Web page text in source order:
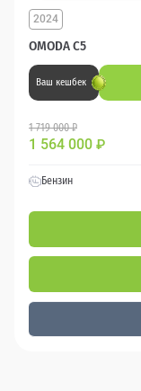
OMODA C5
2024
Ваш кешбек
1 719 000 ₽
1 564 000 ₽
Бензин